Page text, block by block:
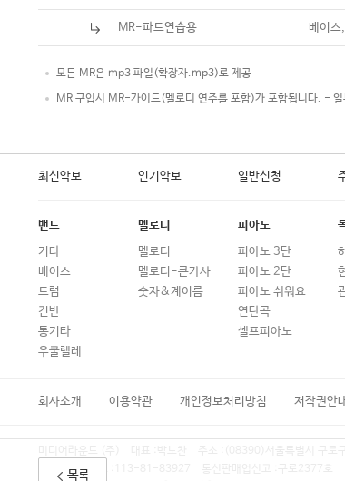
MR-파트연습용 베이
모든 MR은 mp3 파일(확장자.mp3)로 제공
MR 구입시 MR-가이드(멜로디 연주를 포함)가 포함됩니다. - 일
목록
최신악보 인기악보 일반신청
밴드
기타
베이스
드럼
건반
통기타
우쿨렐레
멜로디
멜로디
멜로디-큰가사
숫자&계이름
피아노
피아노 3단
피아노 2단
피아노 쉬워요
연탄곡
셀프피아노
회사소개 이용약관 개인정보처리방침 저작권안
사업자등록번호 :